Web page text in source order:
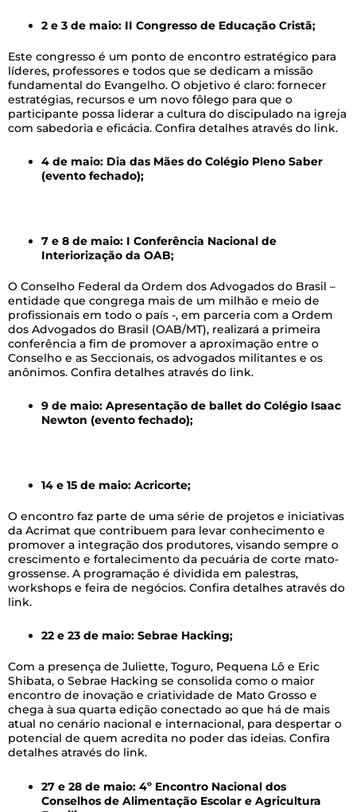
2 e 3 de maio: II Congresso de Educação Cristã;
Este congresso é um ponto de encontro estratégico para
líderes, professores e todos que se dedicam a missão
fundamental do Evangelho. O objetivo é claro: fornecer
estratégias, recursos e um novo fôlego para que o
participante possa liderar a cultura do discipulado na igreja
com sabedoria e eficácia. Confira detalhes através do link.
4 de maio: Dia das Mães do Colégio Pleno Saber
(evento fechado);
7 e 8 de maio: I Conferência Nacional de
Interiorização da OAB;
O Conselho Federal da Ordem dos Advogados do Brasil –
entidade que congrega mais de um milhão e meio de
profissionais em todo o país -, em parceria com a Ordem
dos Advogados do Brasil (OAB/MT), realizará a primeira
conferência a fim de promover a aproximação entre o
Conselho e as Seccionais, os advogados militantes e os
anônimos. Confira detalhes através do link.
9 de maio: Apresentação de ballet do Colégio Isaac
Newton (evento fechado);
14 e 15 de maio: Acricorte;
O encontro faz parte de uma série de projetos e iniciativas
da Acrimat que contribuem para levar conhecimento e
promover a integração dos produtores, visando sempre o
crescimento e fortalecimento da pecuária de corte mato-
grossense. A programação é dividida em palestras,
workshops e feira de negócios. Confira detalhes através do
link.
22 e 23 de maio: Sebrae Hacking;
Com a presença de Juliette, Toguro, Pequena Lô e Eric
Shibata, o Sebrae Hacking se consolida como o maior
encontro de inovação e criatividade de Mato Grosso e
chega à sua quarta edição conectado ao que há de mais
atual no cenário nacional e internacional, para despertar o
potencial de quem acredita no poder das ideias. Confira
detalhes através do link.
27 e 28 de maio: 4º Encontro Nacional dos
Conselhos de Alimentação Escolar e Agricultura